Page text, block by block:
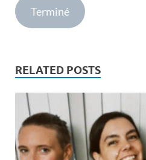
Terminé
RELATED POSTS